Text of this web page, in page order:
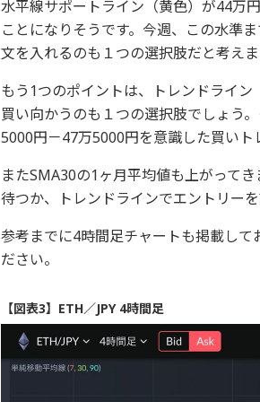
水平線サポートライン（黄色）が44万
ことになりそうです。今週、この水準
文を入れるのも１つの選択肢だと考え
もう1つのポイントは、トレンドライ
買い向かうのも１つの選択肢でしょう
5000円－47万5000円を意識した買いト
またSMA30の1ヶ月平均値も上がって
待つか、トレンドラインでエントリー
参考までに4時間足チャートも掲載し
ださい。
【図表3】ETH／JPY 4時間足